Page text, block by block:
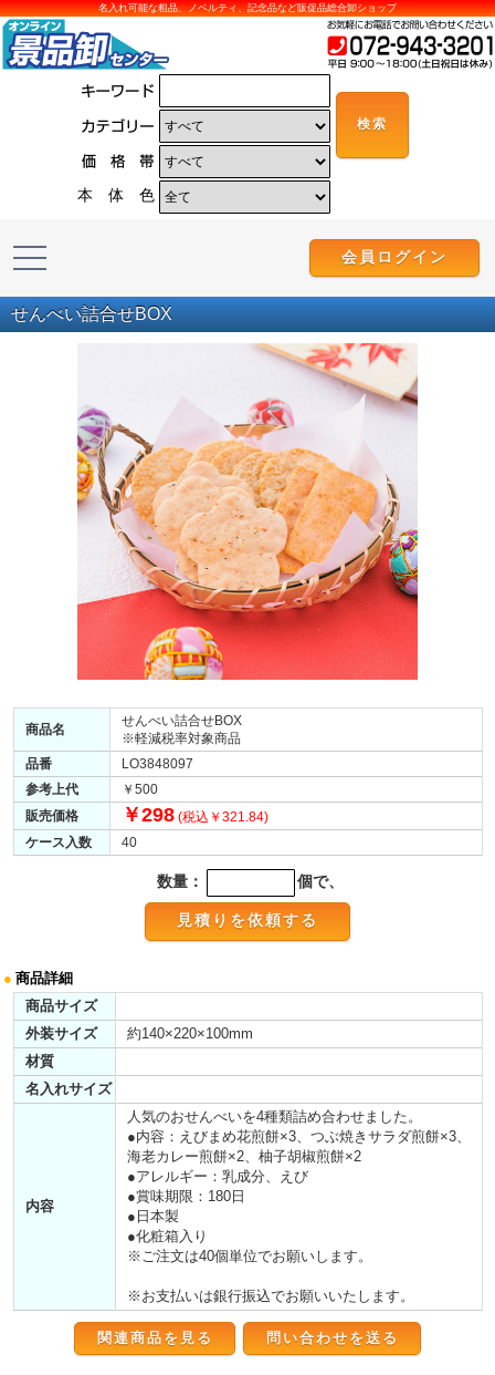
名入れ可能な粗品、ノベルティ、記念品など販促品総合卸ショップ
本 体 色
会員ログイン
せんべい詰合せBOX
商品名
せんべい詰合せBOX
※軽減税率対象商品
品番
LO3848097
参考上代
￥500
販売価格
￥298 (税込￥321.84)
ケース入数
40
数量： 個で、
● 商品詳細
商品サイズ
外装サイズ
約140×220×100mm
材質
名入れサイズ
内容
人気のおせんべいを4種類詰め合わせました。
●内容：えびまめ花煎餅×3、つぶ焼きサラダ煎餅×3、
海老カレー煎餅×2、柚子胡椒煎餅×2
●アレルギー：乳成分、えび
●賞味期限：180日
●日本製
●化粧箱入り
※ご注文は40個単位でお願いします。
※お支払いは銀行振込でお願いいたします。
関連商品を見る